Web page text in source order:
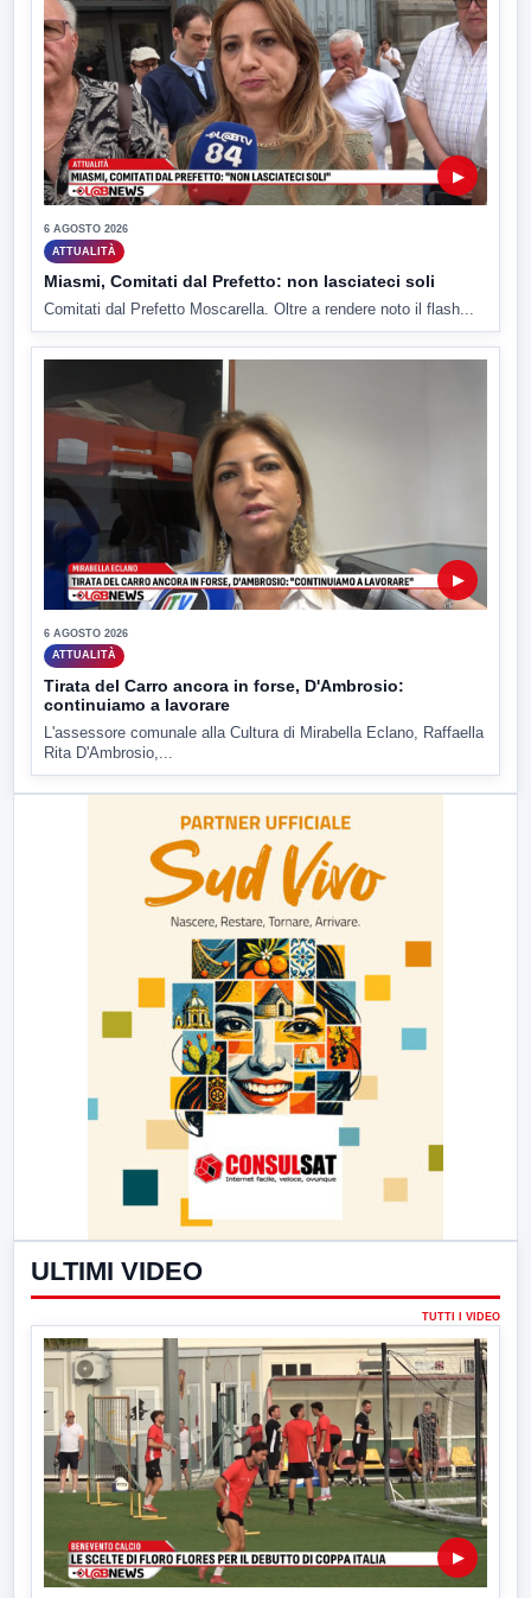
▶
6 AGOSTO 2026
ATTUALITÀ
Miasmi, Comitati dal Prefetto: non lasciateci soli
Comitati dal Prefetto Moscarella. Oltre a rendere noto il flash...
▶
6 AGOSTO 2026
ATTUALITÀ
Tirata del Carro ancora in forse, D'Ambrosio:
continuiamo a lavorare
L'assessore comunale alla Cultura di Mirabella Eclano, Raffaella
Rita D'Ambrosio,...
ULTIMI VIDEO
TUTTI I VIDEO
▶